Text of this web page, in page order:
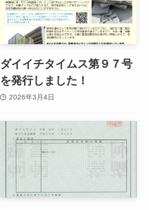
ダイイチタイムス第９７号
を発行しました！
2026年3月4日